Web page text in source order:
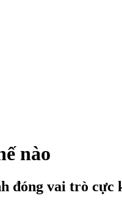
nào
đóng vai trò cực